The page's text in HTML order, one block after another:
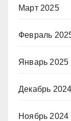
Март 2025
Февраль
Январь 2025
Декабрь 2024
Ноябрь 2024